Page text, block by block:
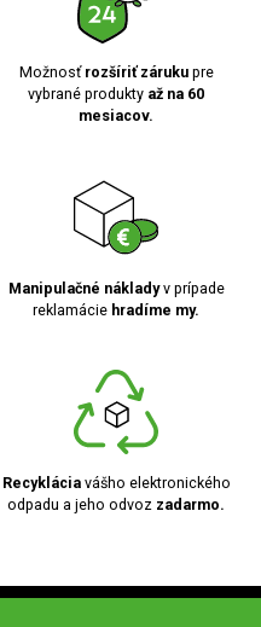
Možnosť rozšíriť zárukupre
vybrané produkty až na 60
mesiacov.
Manipulačné nákladyv prípade
reklamácie hradíme my.
Recykláciavášho elektronického
odpadu a jeho odvoz zadarmo.